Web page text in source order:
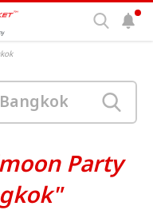
Party